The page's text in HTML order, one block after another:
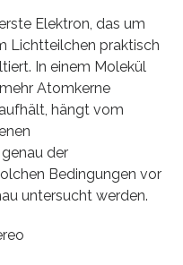
Elektron, das um
Lichtteilchen praktisch
In einem Molekül
Atomkerne
hängt vom
der
Bedingungen vor
untersucht werden.